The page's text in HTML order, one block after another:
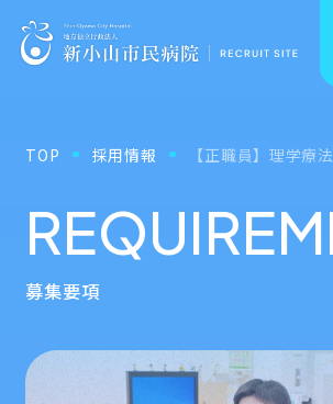
TOP 採用情報 【正職員】理学療
募集要項